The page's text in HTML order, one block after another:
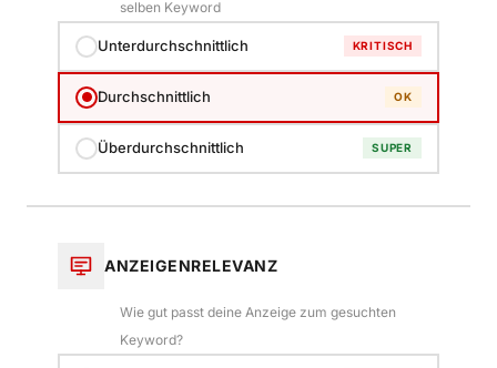
selben Keyword
Unterdurchschnittlich KRITISCH
Durchschnittlich OK
Überdurchschnittlich SUPER
ANZEIGENRELEVANZ
Wie gut passt deine Anzeige zum gesuchten
Keyword?